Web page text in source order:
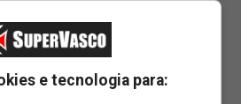
e tecnologia para: